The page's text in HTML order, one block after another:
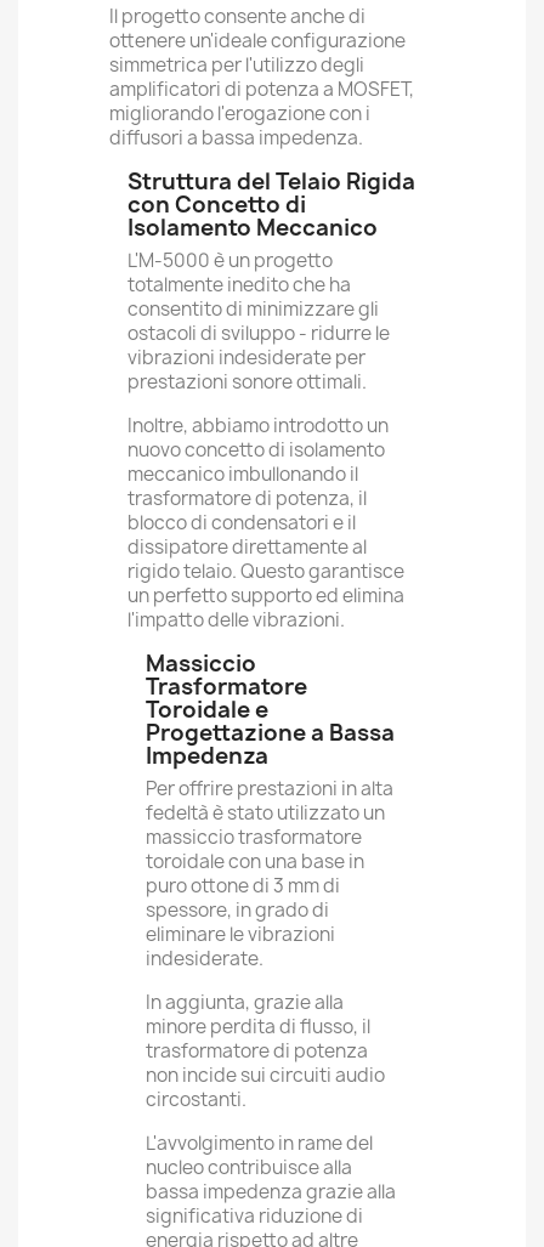
Il progetto consente anche di
ottenere un'ideale configurazione
simmetrica per l'utilizzo degli
amplificatori di potenza a MOSFET,
migliorando l'erogazione con i
diffusori a bassa impedenza.
Struttura del Telaio Rigida
con Concetto di
Isolamento Meccanico
L'M-5000 è un progetto
totalmente inedito che ha
consentito di minimizzare gli
ostacoli di sviluppo - ridurre le
vibrazioni indesiderate per
prestazioni sonore ottimali.
Inoltre, abbiamo introdotto un
nuovo concetto di isolamento
meccanico imbullonando il
trasformatore di potenza, il
blocco di condensatori e il
dissipatore direttamente al
rigido telaio. Questo garantisce
un perfetto supporto ed elimina
l'impatto delle vibrazioni.
Massiccio
Trasformatore
Toroidale e
Progettazione a Bassa
Impedenza
Per offrire prestazioni in alta
fedeltà è stato utilizzato un
massiccio trasformatore
toroidale con una base in
puro ottone di 3 mm di
spessore, in grado di
eliminare le vibrazioni
indesiderate.
In aggiunta, grazie alla
minore perdita di flusso, il
trasformatore di potenza
non incide sui circuiti audio
circostanti.
L'avvolgimento in rame del
nucleo contribuisce alla
bassa impedenza grazie alla
significativa riduzione di
energia rispetto ad altre